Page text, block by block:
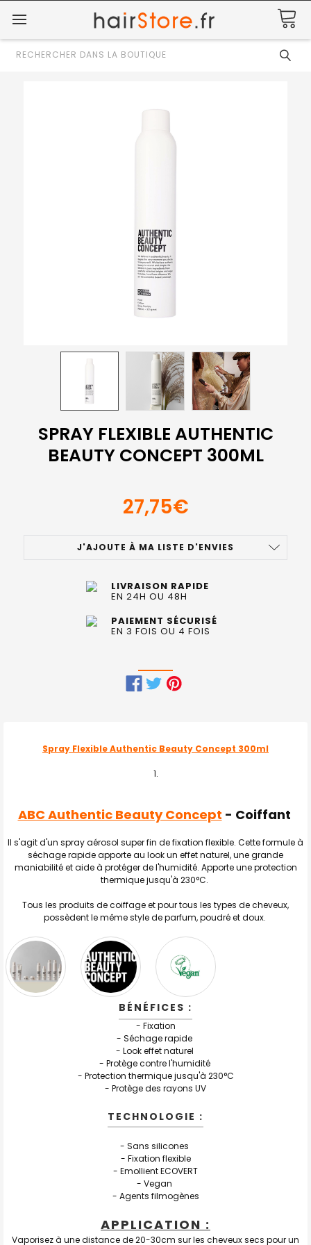
Rechercher
SPRAY FLEXIBLE AUTHENTIC
BEAUTY CONCEPT 300ML
27,75€
J'AJOUTE À MA LISTE D'ENVIES
LIVRAISON RAPIDE
EN 24H OU 48H
PAIEMENT SÉCURISÉ
EN 3 FOIS OU 4 FOIS
ENSEMBLE
LA
SÉLECTION
AU PANIER
Spray Flexible Authentic Beauty Concept 300ml
ABC Authentic Beauty Concept - Coiffant
Il s'agit d'un spray aérosol super fin de fixation flexible. Cette formule à
séchage rapide apporte au look un effet naturel, une grande
maniabilité et aide à protéger de l'humidité. Apporte une protection
thermique jusqu'à 230°C.
Tous les produits de coiffage et pour tous les types de cheveux,
possèdent le même style de parfum, poudré et doux.
BÉNÉFICES :
- Fixation
- Séchage rapide
- Look effet naturel
- Protège contre l'humidité
- Protection thermique jusqu'à 230°C
- Protège des rayons UV
TECHNOLOGIE :
- Sans silicones
- Fixation flexible
- Emollient ECOVERT
- Vegan
- Agents filmogènes
APPLICATION :
Vaporisez à une distance de 20-30cm sur les cheveux secs pour un